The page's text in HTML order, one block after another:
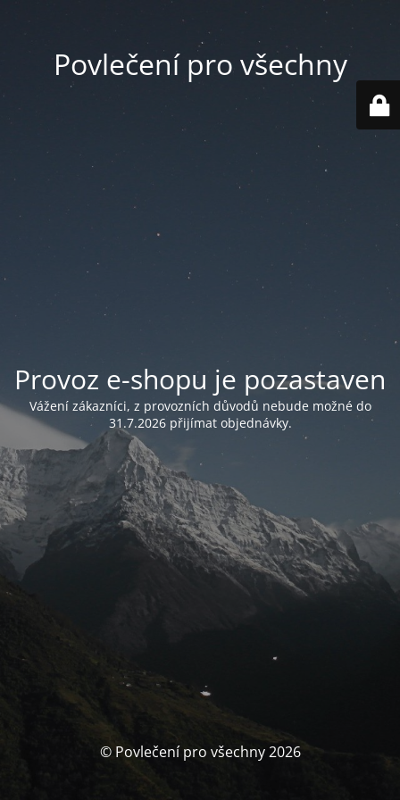
Povlečení pro všechny
Provoz e-shopu je pozastaven
Vážení zákazníci, z provozních důvodů nebude možné do
31.7.2026 přijímat objednávky.
© Povlečení pro všechny 2026